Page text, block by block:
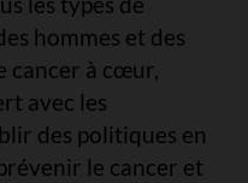
hommes et des
cancer à cœur,
avec les
des politiques en
le cancer et